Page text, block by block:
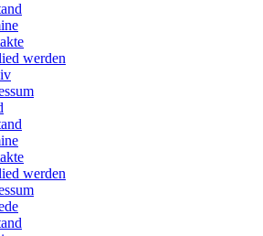
werden
werden